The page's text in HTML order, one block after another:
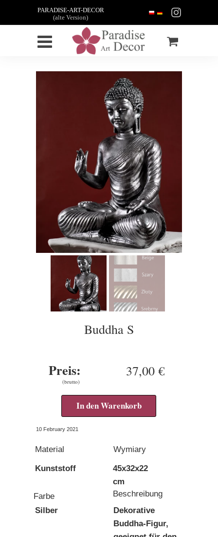
PARADISE-ART-DECOR
(alte Version)
37,00 €
Kunststoff
Material Wymiary
Beschreibung
Preis:
(brutto)
In den Warenkorb
45x32x22
cm
Dekorative
Buddha-Figur,
Silber
Farbe
Buddha S
10 February 2021